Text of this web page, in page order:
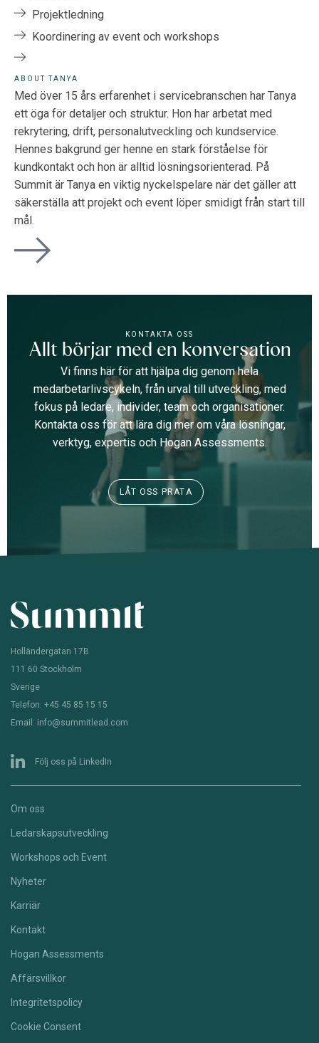
Projektledning
Koordinering av event och workshops
ABOUT TANYA
Med över 15 års erfarenhet i servicebranschen har Tanya
ett öga för detaljer och struktur. Hon har arbetat med
rekrytering, drift, personalutveckling och kundservice.
Hennes bakgrund ger henne en stark förståelse för
kundkontakt och hon är alltid lösningsorienterad. På
Summit är Tanya en viktig nyckelspelare när det gäller att
säkerställa att projekt och event löper smidigt från start till
mål.
KONTAKTA OSS
Allt börjar med en konversation
Vi finns här för att hjälpa dig genom hela
medarbetarlivscykeln, från urval till utveckling, med
fokus på ledare, individer, team och organisationer.
Kontakta oss för att lära dig mer om våra lösningar,
verktyg, expertis och Hogan Assessments.
LÅT OSS PRATA
Holländergatan 17B
111 60 Stockholm
Sverige
Telefon: +45 45 85 15 15
Email: info@summitlead.com
Följ oss på LinkedIn
Om oss
Ledarskapsutveckling
Workshops och Event
Nyheter
Karriär
Kontakt
Hogan Assessments
Affärsvillkor
Integritetspolicy
Cookie Consent